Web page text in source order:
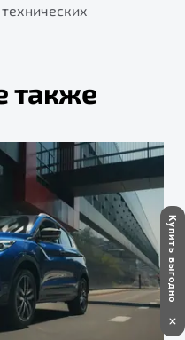
также
Купить выгодно